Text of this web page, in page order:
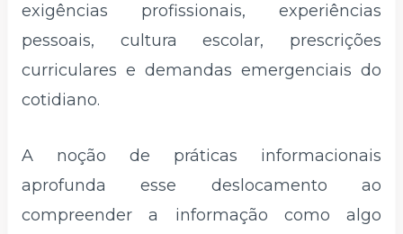
exigências profissionais, experiências
pessoais, cultura escolar, prescrições
curriculares e demandas emergenciais do
cotidiano.
A noção de práticas informacionais
aprofunda esse deslocamento ao
compreender a informação como algo